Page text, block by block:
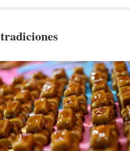
tradiciones